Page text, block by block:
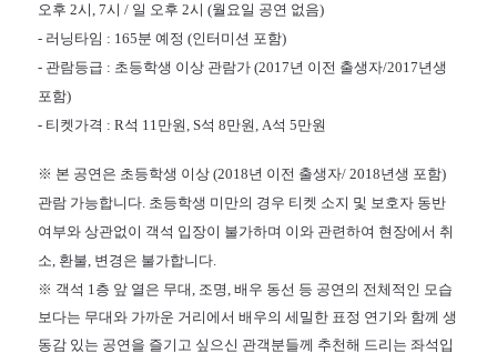
오후 2시, 7시 / 일 오후 2시 (월요일 공연 없음)
- 러닝타임 : 165분 예정 (인터미션 포함)
- 관람등급 : 초등학생 이상 관람가 (2017년 이전 출생자/2017년생
포함)
- 티켓가격 : R석 11만원, S석 8만원, A석 5만원
※ 본 공연은 초등학생 이상 (2018년 이전 출생자/ 2018년생 포함)
관람 가능합니다. 초등학생 미만의 경우 티켓 소지 및 보호자 동반
여부와 상관없이 객석 입장이 불가하며 이와 관련하여 현장에서 취
소, 환불, 변경은 불가합니다.
※ 객석 1층 앞 열은 무대, 조명, 배우 동선 등 공연의 전체적인 모습
보다는 무대와 가까운 거리에서 배우의 세밀한 표정 연기와 함께 생
동감 있는 공연을 즐기고 싶으신 관객분들께 추천해 드리는 좌석입